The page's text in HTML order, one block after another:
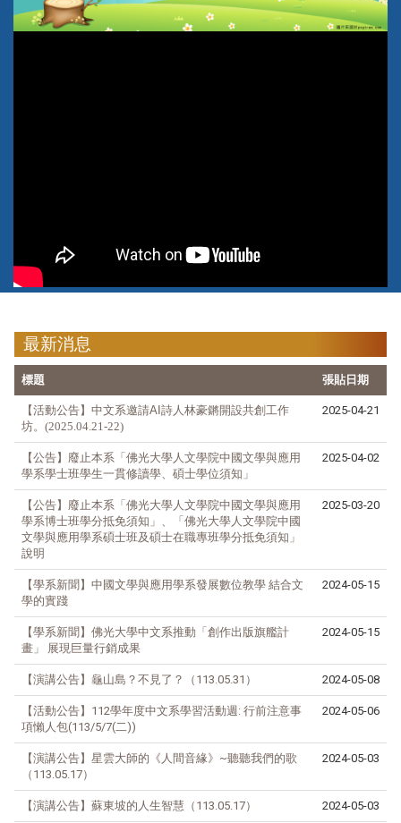
最新消息
標題 張貼日期
【活動公告】 中文系邀請AI 詩人林豪鏘開設共創工作
坊。(2025.04.21-22)
2025-04-21
【公告】廢止本系「佛光大學人文學院中國文學與應用
學系學士班學生一貫修讀學、碩士學位須知」
2025-04-02
【公告】廢止本系 「佛光大學人文學院中國文學與應用
學系博士班學分抵免須知」、「佛光大學人文學院中國
文學與應用學系碩士班及碩士在職專班學分抵免須知」
說明
2025-03-20
【學系新聞】中國文學與應用學系發展數位教學 結合文
學的實踐
2024-05-15
【學系新聞】佛光大學中文系推動「創作出版旗艦計
畫」 展現巨量行銷成果
2024-05-15
【演講公告】龜山島？不見了？（113.05.31） 2024-05-08
【活動公告】112學年度中文系學習活動週: 行前注意事
項懶人包(113/5/7(二))
2024-05-06
【演講公告】星雲大師的《人間音緣》~聽聽我們的歌
（113.05.17）
2024-05-03
【演講公告】蘇東坡的人生智慧（113.05.17） 2024-05-03